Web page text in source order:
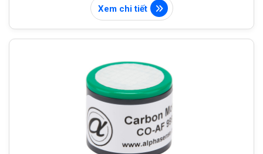
GAS&OIL EQUIPMENT
Thiết bị tự động hoá
Thiết bị đo lường và kiểm tra
Xem chi tiết